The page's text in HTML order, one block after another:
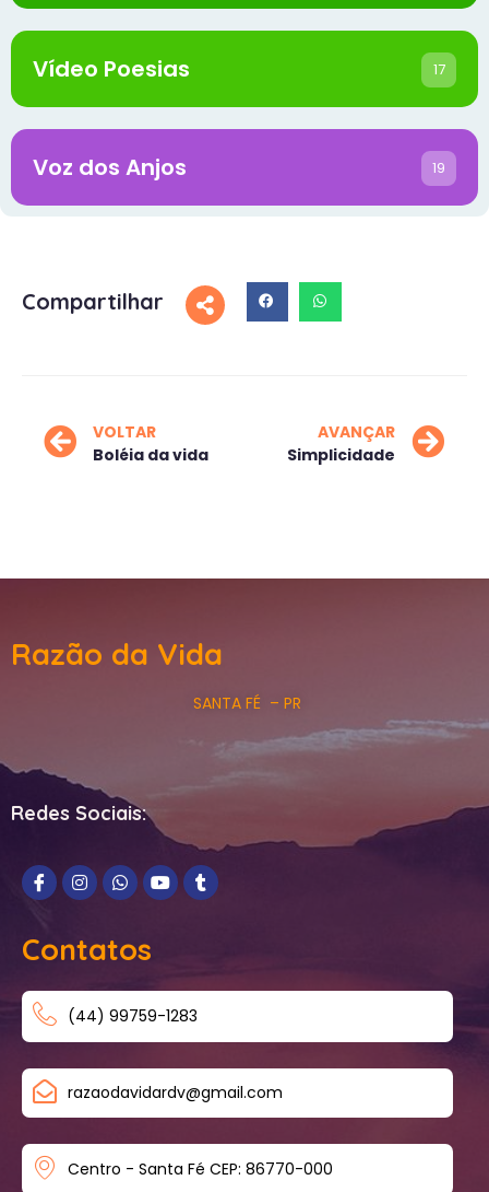
Vídeo Poesias 17
Voz dos Anjos 19
Compartilhar
VOLTAR
Boléia da vida
AVANÇAR
Simplicidade
Razão da Vida
SANTA FÉ – PR
Redes Sociais:
Contatos
(44) 99759-1283
razaodavidardv@gmail.com
Centro - Santa Fé CEP: 86770-000